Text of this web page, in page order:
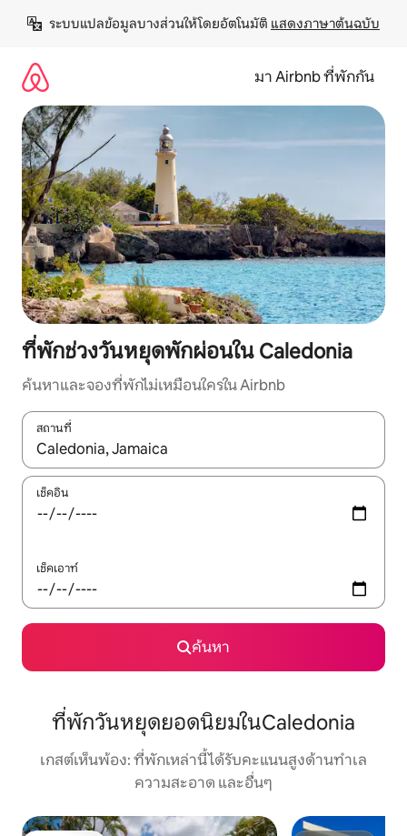
เนื้อหา
ระบบแปลข้อมูลบางส่วนให้โดยอัตโนมัติ แสดงภาษาต้นฉบับ
มา Airbnb ที่พักกัน
ที่พักช่วงวันหยุดพักผ่อนใน Caledonia
ค้นหาและจองที่พักไม่เหมือนใครใน Airbnb
สถานที่
ใช้ลูกศรขึ้นลง หรือใช้การสัมผัสหรือปัด เพื่อสำรวจผลการค้นหา
เช็คอิน
เช็คเอาท์
ค้นหา
ที่พักวันหยุดยอดนิยมในCaledonia
เกสต์เห็นพ้อง: ที่พักเหล่านี้ได้รับคะแนนสูงด้านทำเล
ความสะอาด และอื่นๆ